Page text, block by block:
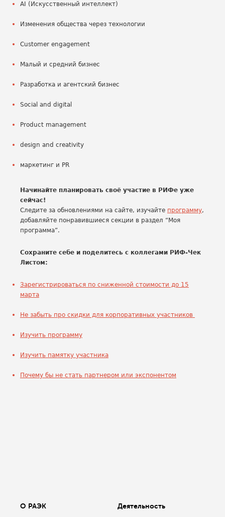
AI (Искусственный интеллект)
Изменения общества через технологии
Сustomer engagement
Малый и средний бизнес
Разработка и агентский бизнес
Social and digital
Product management
design and creativity
маркетинг и PR
Начинайте планировать своё участие в РИФе уже
сейчас!
Следите за обновлениями на сайте, изучайте программу,
добавляйте понравившиеся секции в раздел “Моя
программа”.
Сохраните себе и поделитесь с коллегами РИФ-Чек
Листом:
Зарегистрироваться по сниженной стоимости до 15
марта
Не забыть про скидки для корпоративных участников
Изучить программу
Изучить памятку участника
Почему бы не стать партнером или экспонентом
О РАЭК Деятельность